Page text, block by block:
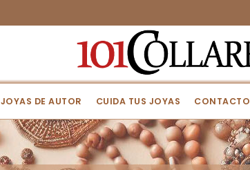
JOYAS DE AUTOR CUIDA TUS JOYAS CONTACTO